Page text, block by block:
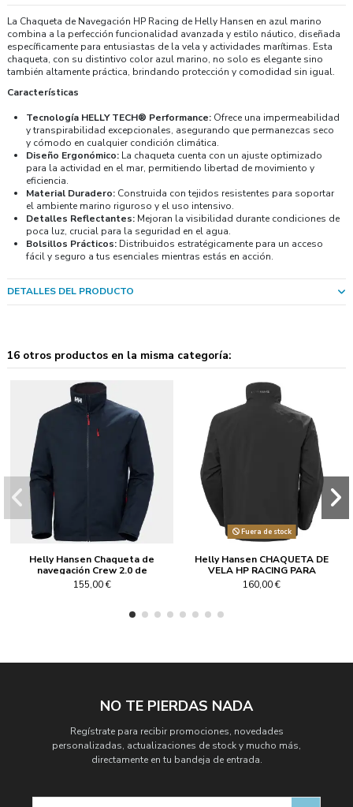
La Chaqueta de Navegación HP Racing de Helly Hansen en azul marino
combina a la perfección funcionalidad avanzada y estilo náutico, diseñada
específicamente para entusiastas de la vela y actividades marítimas. Esta
chaqueta, con su distintivo color azul marino, no solo es elegante sino
también altamente práctica, brindando protección y comodidad sin igual.
Características
Tecnología HELLY TECH® Performance: Ofrece una impermeabilidad
y transpirabilidad excepcionales, asegurando que permanezcas seco
y cómodo en cualquier condición climática.
Diseño Ergonómico: La chaqueta cuenta con un ajuste optimizado
para la actividad en el mar, permitiendo libertad de movimiento y
eficiencia.
Material Duradero: Construida con tejidos resistentes para soportar
el ambiente marino riguroso y el uso intensivo.
Detalles Reflectantes: Mejoran la visibilidad durante condiciones de
poca luz, crucial para la seguridad en el agua.
Bolsillos Prácticos: Distribuidos estratégicamente para un acceso
fácil y seguro a tus esenciales mientras estás en acción.
DETALLES DEL PRODUCTO
16 otros productos en la misma categoría:
Helly Hansen Chaqueta de
navegación Crew 2.0 de
Hombre color azul marino
155,00 €
Fuera de stock
Helly Hansen CHAQUETA DE
VELA HP RACING PARA
HOMBRE de color negro
160,00 €
NO TE PIERDAS NADA
Regístrate para recibir promociones, novedades
personalizadas, actualizaciones de stock y mucho más,
directamente en tu bandeja de entrada.